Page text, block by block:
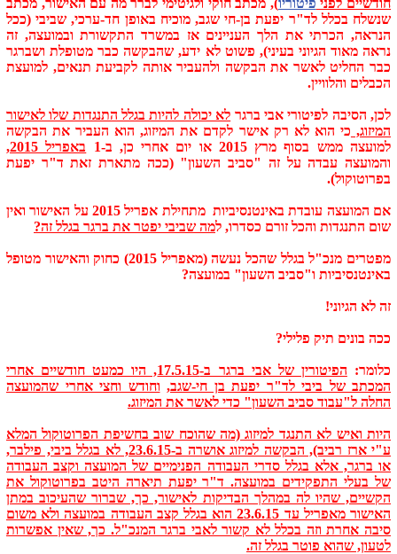
שנשלח בכלל לד"ר יפעת בן-חי שגב, מוכיח באופן חד-ערכי, שביבי (ככל
הנראה, הכרתי את הלך העניינים אז במשרד התקשורת ובמועצה, זה
נראה מאוד הגיוני בעיני), פשוט לא ידע, שהבקשה כבר מטופלת ושברגר
כבר החליט לאשר את הבקשה ולהעביר אותה לקביעת תנאים, למועצת
הכבלים והלוויין.
לכן, הסיבה לפיטורי אבי ברגר לא יכולה להיות בגלל התנגדות שלו לאישור
המיזוג, כי הוא לא רק אישר לקדם את המיזוג, הוא העביר את הבקשה
למועצה ממש בסוף מרץ 2015 או יום אחרי כן, ב-1
באפריל 2015
,
והמועצה עבדה על זה "סביב השעון" (ככה מתארת זאת ד"ר יפעת
בפרוטוקול).
אם המועצה עובדת באינטנסיביות מתחילת אפריל 2015 על האישור ואין
שום התנגדות והכל זורם כסדרו, למה שביבי יפטר את ברגר בגלל זה?
מפטרים מנכ"ל בגלל שהכל נעשה (מאפריל 2015) כחוק והאישור מטופל
באינטנסיביות ו"סביב השעון" במועצה?
זה לא הגיוני!
ככה בונים תיק פלילי?
כלומר:
הפיטורין של אבי ברגר ב-17.5.15, היו כמעט חודשיים אחרי
המכתב של ביבי לד"ר יפעת בן חי-שגב, וחודש וחצי אחרי שהמועצה
החלה ל"עבוד סביב השעון" כדי לאשר את המיזוג.
היות ואיש לא התנגד למיזוג (מה שהוכח שוב בחשיפת הפרוטוקול המלא
ע"י ארז רביב), הבקשה למיזוג אושרה ב-23.6.15, לא בגלל ביבי, פילבר,
או ברגר, אלא בגלל סדרי העבודה הפנימיים של המועצה וקצב העבודה
של בעלי התפקידים במועצה. ד"ר יפעת תיארה היטב בפרוטוקול את
הקשיים, שהיו לה במהלך הבדיקות לאישור, כך, שברור שהעיכוב במתן
האישור מאפריל עד 23.6.15 הוא בגלל קצב העבודה במועצה ולא משום
סיבה אחרת וזה בכלל לא קשור לאבי ברגר המנכ"ל. כך, שאין אפשרות
לטעון, שהוא פוטר בגלל זה.